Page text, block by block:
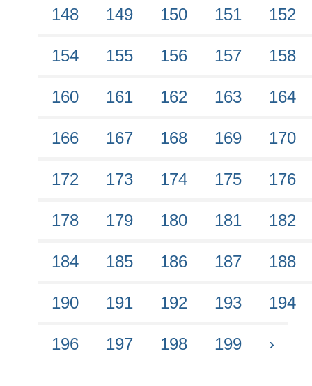
148 149 150 151 152
154 155 156 157 158
160 161 162 163 164
166 167 168 169 170
172 173 174 175 176
178 179 180 181 182
184 185 186 187 188
190 191 192 193 194
196 197 198 199 ›